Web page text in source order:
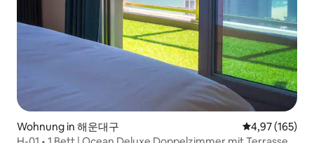
Wohnung in 해운대구
4,97 (165)